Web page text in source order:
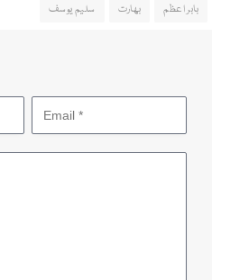
بابر اعظم بھارت سلیم یوسف